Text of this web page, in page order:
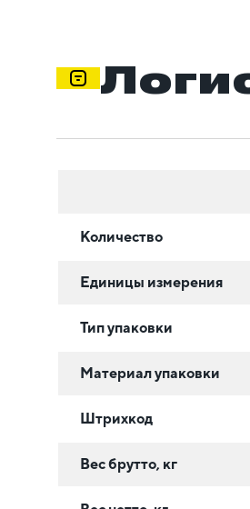
Количество
Единицы измерения
Тип упаковки
Материал упаковки
Штрихкод
Вес брутто, кг